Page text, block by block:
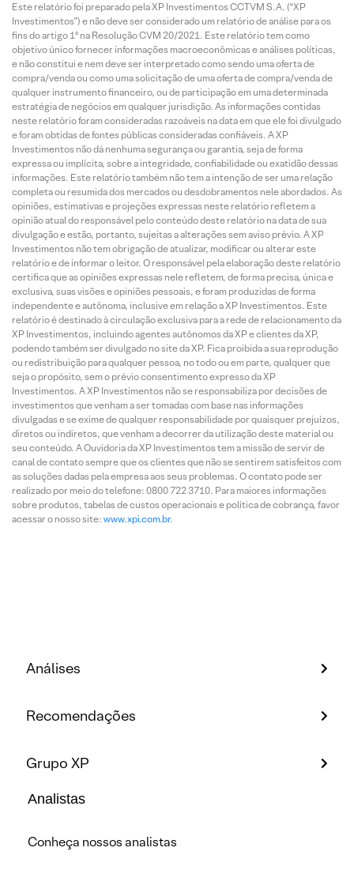
Este relatório foi preparado pela XP Investimentos CCTVM S.A. (“XP
Investimentos”) e não deve ser considerado um relatório de análise para os
fins do artigo 1º na Resolução CVM 20/2021. Este relatório tem como
objetivo único fornecer informações macroeconômicas e análises políticas,
e não constitui e nem deve ser interpretado como sendo uma oferta de
compra/venda ou como uma solicitação de uma oferta de compra/venda de
qualquer instrumento financeiro, ou de participação em uma determinada
estratégia de negócios em qualquer jurisdição. As informações contidas
neste relatório foram consideradas razoáveis na data em que ele foi divulgado
e foram obtidas de fontes públicas consideradas confiáveis. A XP
Investimentos não dá nenhuma segurança ou garantia, seja de forma
expressa ou implícita, sobre a integridade, confiabilidade ou exatidão dessas
informações. Este relatório também não tem a intenção de ser uma relação
completa ou resumida dos mercados ou desdobramentos nele abordados. As
opiniões, estimativas e projeções expressas neste relatório refletem a
opinião atual do responsável pelo conteúdo deste relatório na data de sua
divulgação e estão, portanto, sujeitas a alterações sem aviso prévio. A XP
Investimentos não tem obrigação de atualizar, modificar ou alterar este
relatório e de informar o leitor. O responsável pela elaboração deste relatório
certifica que as opiniões expressas nele refletem, de forma precisa, única e
exclusiva, suas visões e opiniões pessoais, e foram produzidas de forma
independente e autônoma, inclusive em relação a XP Investimentos. Este
relatório é destinado à circulação exclusiva para a rede de relacionamento da
XP Investimentos, incluindo agentes autônomos da XP e clientes da XP,
podendo também ser divulgado no site da XP. Fica proibida a sua reprodução
ou redistribuição para qualquer pessoa, no todo ou em parte, qualquer que
seja o propósito, sem o prévio consentimento expresso da XP
Investimentos. A XP Investimentos não se responsabiliza por decisões de
investimentos que venham a ser tomadas com base nas informações
divulgadas e se exime de qualquer responsabilidade por quaisquer prejuízos,
diretos ou indiretos, que venham a decorrer da utilização deste material ou
seu conteúdo. A Ouvidoria da XP Investimentos tem a missão de servir de
canal de contato sempre que os clientes que não se sentirem satisfeitos com
as soluções dadas pela empresa aos seus problemas. O contato pode ser
realizado por meio do telefone: 0800 722 3710. Para maiores informações
sobre produtos, tabelas de custos operacionais e política de cobrança, favor
acessar o nosso site: www.xpi.com.br.
Análises
Recomendações
Grupo XP
Analistas
Conheça nossos analistas